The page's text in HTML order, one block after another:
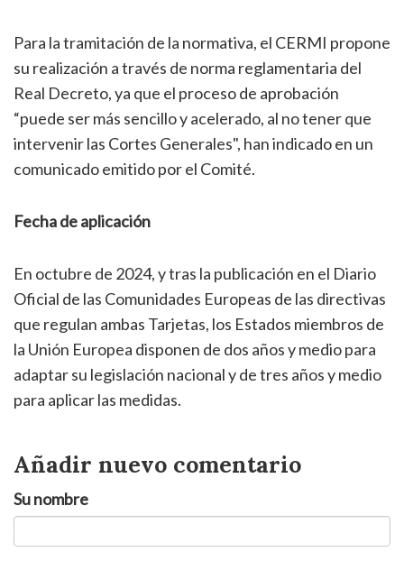
Para la tramitación de la normativa, el CERMI propone
su realización a través de norma reglamentaria del
Real Decreto, ya que el proceso de aprobación
“puede ser más sencillo y acelerado, al no tener que
intervenir las Cortes Generales", han indicado en un
comunicado emitido por el Comité.
Fecha de aplicación
En octubre de 2024, y tras la publicación en el Diario
Oficial de las Comunidades Europeas de las directivas
que regulan ambas Tarjetas, los Estados miembros de
la Unión Europea disponen de dos años y medio para
adaptar su legislación nacional y de tres años y medio
para aplicar las medidas.
Añadir nuevo comentario
Su nombre